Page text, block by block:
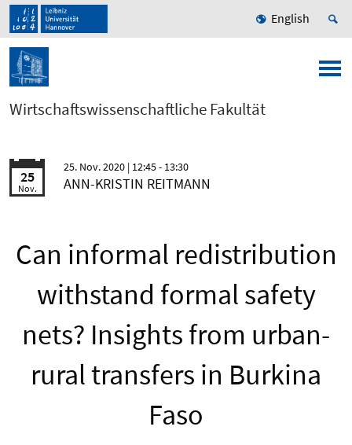
English
Wirtschaftswissenschaftliche Fakultät
25
Nov.
25. Nov. 2020 | 12:45 - 13:30
ANN-KRISTIN REITMANN
Can informal redistribution
withstand formal safety
nets? Insights from urban-
rural transfers in Burkina
Faso